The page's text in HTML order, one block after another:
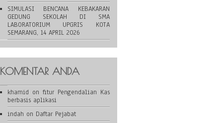
SIMULASI BENCANA KEBAKARAN
GEDUNG SEKOLAH DI SMA
LABORATORIUM UPGRIS KOTA
SEMARANG, 14 APRIL 2026
KOMENTAR ANDA
khamid on fitur Pengendalian Kas
berbasis aplikasi
indah on Daftar Pejabat